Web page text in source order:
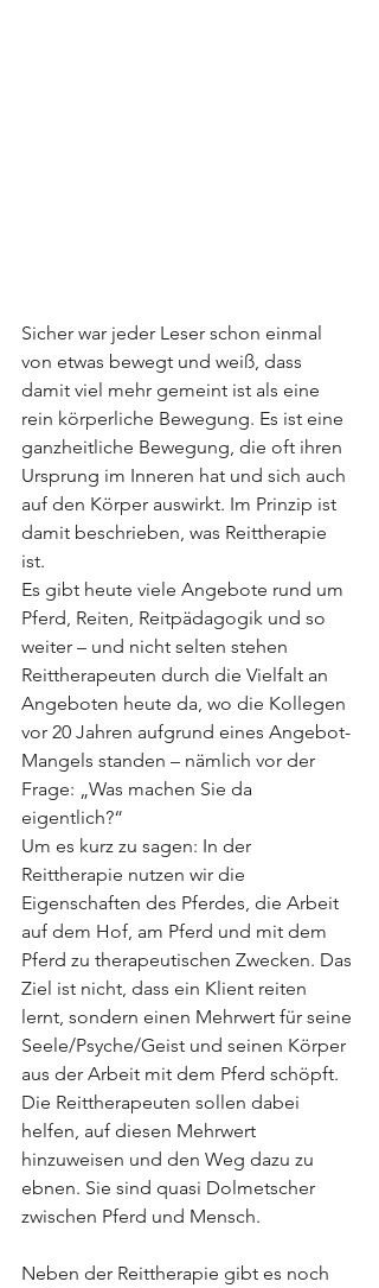
Sicher war jeder Leser schon einmal
von etwas bewegt und weiß, dass
damit viel mehr gemeint ist als eine
rein körperliche Bewegung. Es ist eine
ganzheitliche Bewegung, die oft ihren
Ursprung im Inneren hat und sich auch
auf den Körper auswirkt. Im Prinzip ist
damit beschrieben, was Reittherapie
ist.
Es gibt heute viele Angebote rund um
Pferd, Reiten, Reitpädagogik und so
weiter – und nicht selten stehen
Reittherapeuten durch die Vielfalt an
Angeboten heute da, wo die Kollegen
vor 20 Jahren aufgrund eines Angebot-
Mangels standen – nämlich vor der
Frage: „Was machen Sie da
eigentlich?“
Um es kurz zu sagen: In der
Reittherapie nutzen wir die
Eigenschaften des Pferdes, die Arbeit
auf dem Hof, am Pferd und mit dem
Pferd zu therapeutischen Zwecken. Das
Ziel ist nicht, dass ein Klient reiten
lernt, sondern einen Mehrwert für seine
Seele/Psyche/Geist und seinen Körper
aus der Arbeit mit dem Pferd schöpft.
Die Reittherapeuten sollen dabei
helfen, auf diesen Mehrwert
hinzuweisen und den Weg dazu zu
ebnen. Sie sind quasi Dolmetscher
zwischen Pferd und Mensch.
Neben der Reittherapie gibt es noch